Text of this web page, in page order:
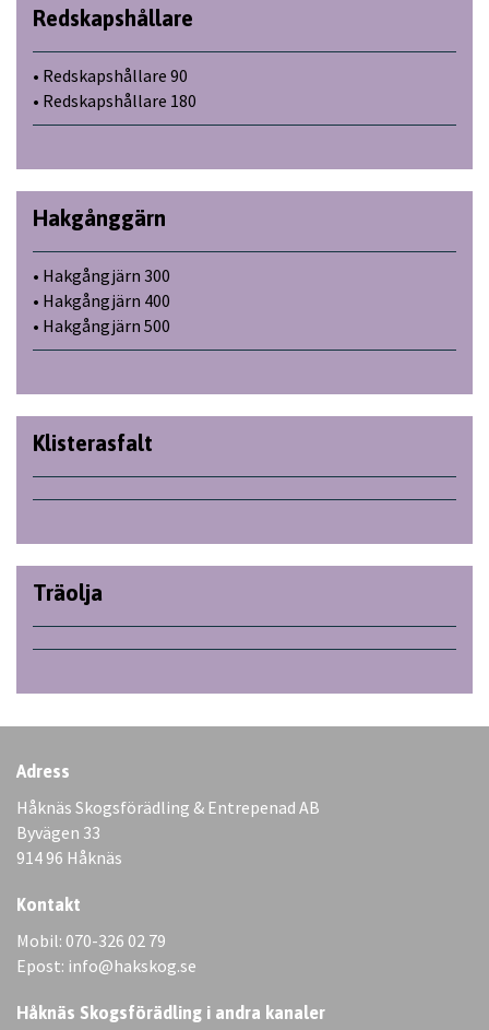
Redskapshållare
• Redskapshållare 90
• Redskapshållare 180
Hakgånggärn
• Hakgångjärn 300
• Hakgångjärn 400
• Hakgångjärn 500
Klisterasfalt
Träolja
Adress
Håknäs Skogsförädling & Entrepenad AB
Byvägen 33
914 96 Håknäs
Kontakt
Mobil: 070-326 02 79
Epost: info@hakskog.se
Håknäs Skogsförädling i andra kanaler